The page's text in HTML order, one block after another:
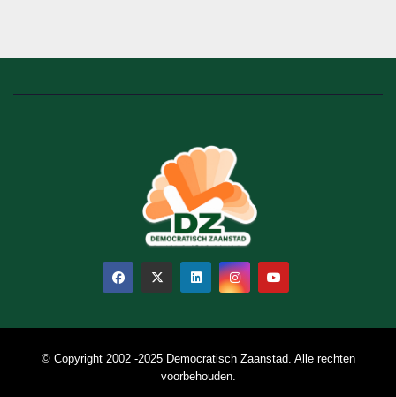
© Copyright 2002 -2025 Democratisch Zaanstad. Alle rechten
voorbehouden.